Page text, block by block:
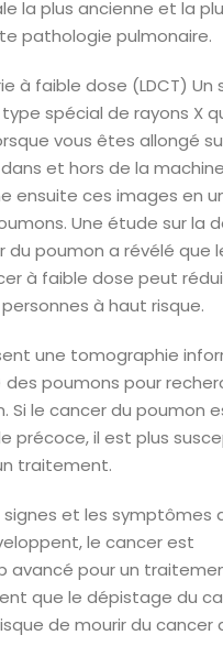
la plus ancienne et la
pathologie pulmonaire.
à faible dose (LDCT) Un
spécial de rayons X
vous êtes allongé
et hors de la
ensuite ces images en
Une étude sur la
du poumon a révélé que
à faible dose peut
à haut risque.
une tomographie
des poumons pour
Si le cancer du poumon
précoce, il est plus
traitement.
et les symptômes
le cancer est
avancé pour un
que le dépistage du
de mourir du cancer